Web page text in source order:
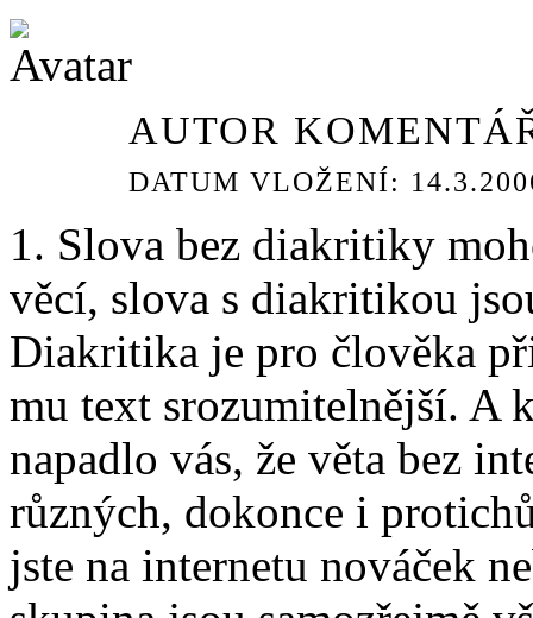
AUTOR
DATUM VLOŽENÍ:
1. Slova bez diakritiky
věcí, slova s diakritikou
Diakritika je pro člověka
mu text srozumitelnější. A
napadlo vás, že věta bez
různých, dokonce i
jste na internetu nováček